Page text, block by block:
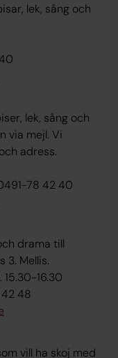
lek, sång och
lek, sång och
via mejl. Vi
adress.
78 42 40
drama till
3. Mellis.
16.30
48
vill ha skoj med